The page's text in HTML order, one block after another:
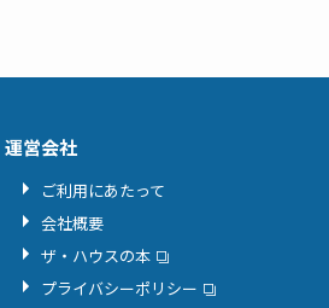
運営会社
ご利用にあたって
会社概要
ザ・ハウスの本
プライバシーポリシー